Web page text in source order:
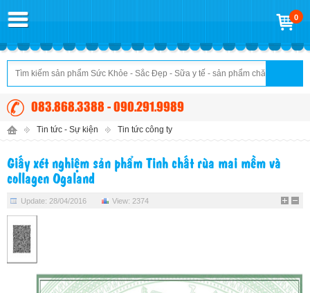
0
083.868.3388 - 090.291.9989
Tin tức - Sự kiện Tin tức công ty
Giấy xét nghiệm sản phẩm Tinh chất rùa mai mềm và
collagen Ogaland
Update: 28/04/2016 View: 2374